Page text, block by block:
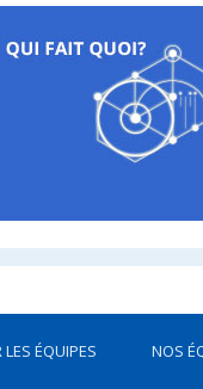
ÉQUIPES
NOS